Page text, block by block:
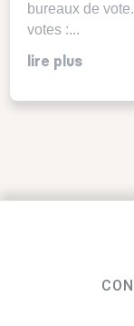
bureaux de
votes :...
lire plus